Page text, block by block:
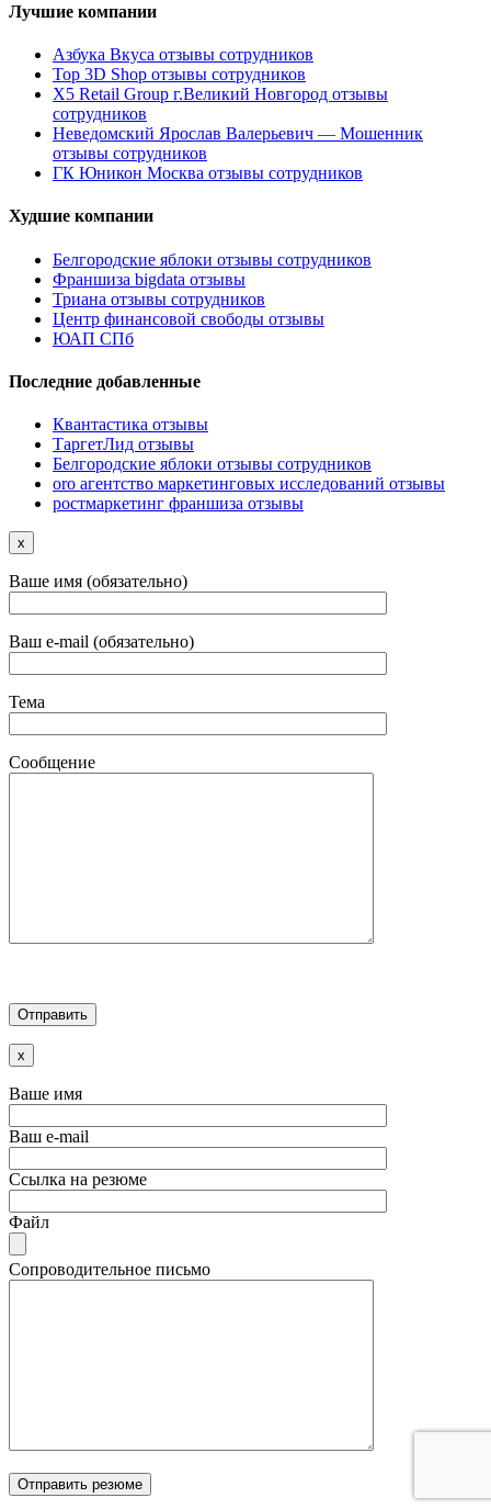
Лучшие компании
Азбука Вкуса отзывы сотрудников
Top 3D Shop отзывы сотрудников
X5 Retail Group г.Великий Новгород отзывы
сотрудников
Неведомский Ярослав Валерьевич — Мошенник
отзывы сотрудников
ГК Юникон Москва отзывы сотрудников
Худшие компании
Белгородские яблоки отзывы сотрудников
Франшиза bigdata отзывы
Триана отзывы сотрудников
Центр финансовой свободы отзывы
ЮАП СПб
Последние добавленные
Квантастика отзывы
ТаргетЛид отзывы
Белгородские яблоки отзывы сотрудников
oro агентство маркетинговых исследований отзывы
ростмаркетинг франшиза отзывы
x
Ваше имя (обязательно)
Ваш e-mail (обязательно)
Тема
Сообщение
x
Ваше имя
Ваш e-mail
Ссылка на резюме
Файл
Сопроводительное письмо